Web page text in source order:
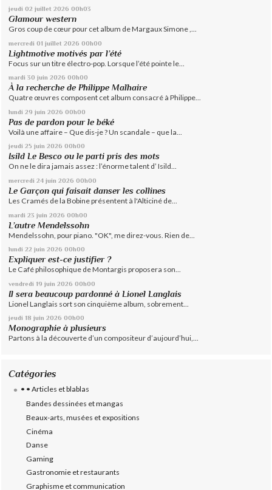
jeudi 02 juillet 2026 00h03
Glamour western
Gros coup de cœur pour cet album de Margaux Simone ,...
mercredi 01 juillet 2026 00h00
Lightmotive motivés par l’été
Focus sur un titre électro-pop. Lorsque l’été pointe le...
mardi 30 juin 2026 00h00
À la recherche de Philippe Malhaire
Quatre œuvres composent cet album consacré à Philippe...
lundi 29 juin 2026 00h00
Pas de pardon pour le béké
Voilà une affaire – Que dis-je ? Un scandale – que la...
jeudi 25 juin 2026 00h00
Isild Le Besco ou le parti pris des mots
On ne le dira jamais assez : l’énorme talent d’ Isild...
mercredi 24 juin 2026 00h00
Le Garçon qui faisait danser les collines
Les Cramés de la Bobine présentent à l'Alticiné de...
mardi 23 juin 2026 00h00
L’autre Mendelssohn
Mendelssohn, pour piano. "OK", me direz-vous. Rien de...
lundi 22 juin 2026 00h00
Expliquer est-ce justifier ?
Le Café philosophique de Montargis proposera son...
vendredi 19 juin 2026 00h00
Il sera beaucoup pardonné à Lionel Langlais
Lionel Langlais sort son cinquième album, sobrement...
jeudi 18 juin 2026 00h00
Monographie à plusieurs
Partons à la découverte d’un compositeur d’aujourd’hui,...
Catégories
• • Articles et blablas
Bandes dessinées et mangas
Beaux-arts, musées et expositions
Cinéma
Danse
Gaming
Gastronomie et restaurants
Graphisme et communication